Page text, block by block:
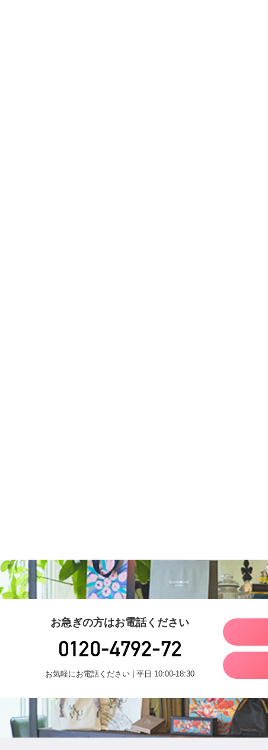
お急ぎの方はお電話ください
お気軽にお電話ください | 平日 10:00-18:30